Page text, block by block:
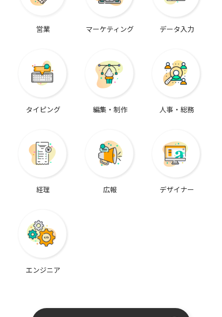
営業 マーケティング データ入力
タイピング 編集・制作 人事・総務
経理 広報 デザイナー
エンジニア